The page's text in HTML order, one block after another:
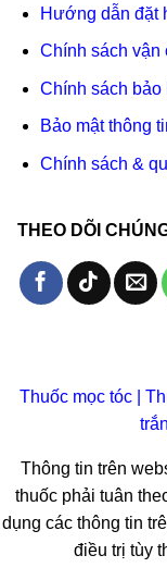
Hướng dẫn đặt
Chính sách vận
Chính sách bảo
Bảo mật thông
Chính sách &
THEO DÕI
Thuốc mọc tóc
Thông tin trên
thuốc phải tuân
dụng các thông tin
điều trị tùy